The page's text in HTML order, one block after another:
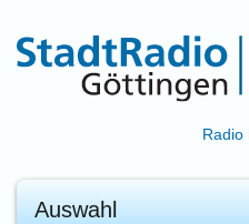
Radio
Auswahl